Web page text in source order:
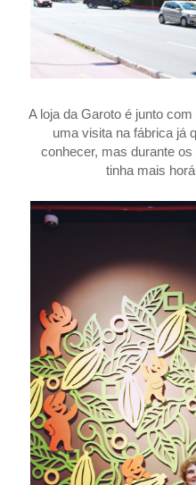
A loja da Garoto é junto
uma visita na fábrica já
conhecer, mas durante
tinha mais